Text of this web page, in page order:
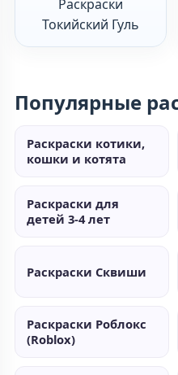
Раскраски
Токийский Гуль
Популярные
Раскраски котики,
кошки и котята
Раскраски для
детей 3-4 лет
Раскраски Сквиши
Раскраски Роблокс
(Roblox)